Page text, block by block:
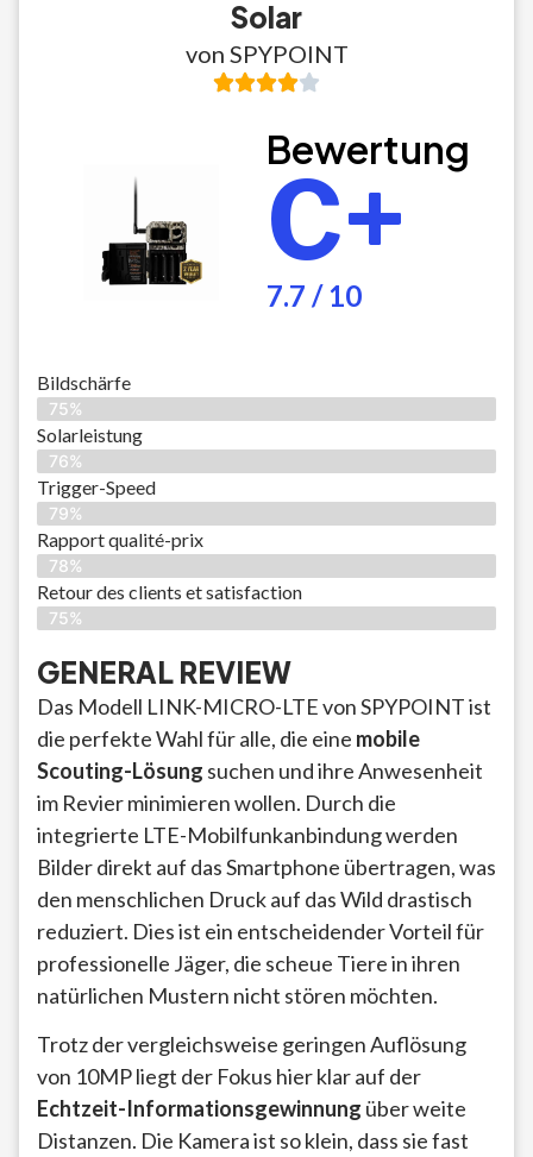
Solar
von SPYPOINT
Bewertung
C+
7.7 / 10
Bildschärfe
75%
Solarleistung
76%
Trigger-Speed
79%
Rapport qualité-prix
78%
Retour des clients et satisfaction
75%
GENERAL REVIEW
Das Modell LINK-MICRO-LTE von SPYPOINT ist
die perfekte Wahl für alle, die eine mobile
Scouting-Lösung suchen und ihre Anwesenheit
im Revier minimieren wollen. Durch die
integrierte LTE-Mobilfunkanbindung werden
Bilder direkt auf das Smartphone übertragen, was
den menschlichen Druck auf das Wild drastisch
reduziert. Dies ist ein entscheidender Vorteil für
professionelle Jäger, die scheue Tiere in ihren
natürlichen Mustern nicht stören möchten.
Trotz der vergleichsweise geringen Auflösung
von 10MP liegt der Fokus hier klar auf der
Echtzeit-Informationsgewinnung über weite
Distanzen. Die Kamera ist so klein, dass sie fast